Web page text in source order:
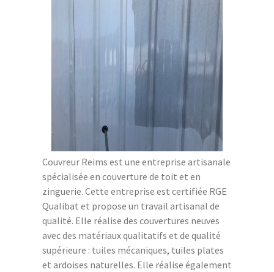
Couvreur Reims est une entreprise artisanale
spécialisée en couverture de toit et en
zinguerie. Cette entreprise est certifiée RGE
Qualibat et propose un travail artisanal de
qualité. Elle réalise des couvertures neuves
avec des matériaux qualitatifs et de qualité
supérieure : tuiles mécaniques, tuiles plates
et ardoises naturelles. Elle réalise également